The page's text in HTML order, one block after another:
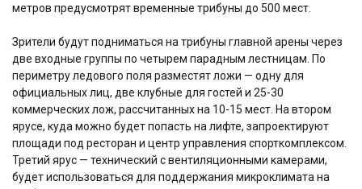
метров предусмотрят временные трибуны до 500 мест.
Зрители будут подниматься на трибуны главной арены через
две входные группы по четырем парадным лестницам. По
периметру ледового поля разместят ложи — одну для
официальных лиц, две клубные для гостей и 25-30
коммерческих лож, рассчитанных на 10-15 мест. На втором
ярусе, куда можно будет попасть на лифте, запроектируют
площади под ресторан и центр управления спорткомплексом.
Третий ярус — технический с вентиляционными камерами,
будет использоваться для поддержания микроклимата на